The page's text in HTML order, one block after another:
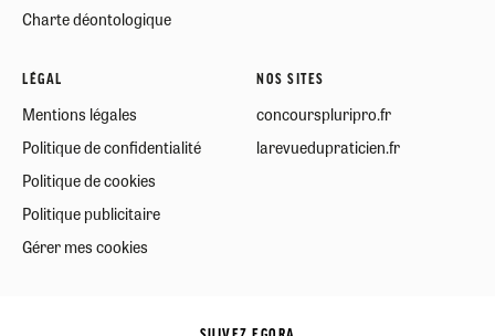
Charte déontologique
LÉGAL
Mentions légales
Politique de confidentialité
Politique de cookies
Politique publicitaire
Gérer mes cookies
NOS SITES
concourspluripro.fr
larevuedupraticien.fr